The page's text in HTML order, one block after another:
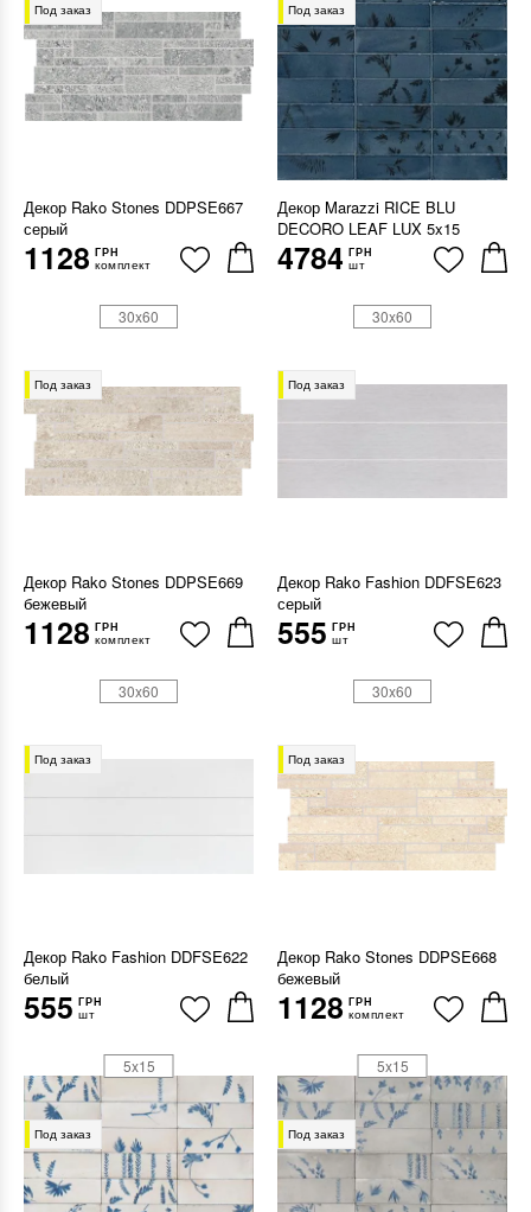
Под заказ
Декор Rako Stones DDPSE667
серый
1128 ГРН
комплект
Под заказ
Декор Marazzi RICE BLU
DECORO LEAF LUX 5x15
4784 ГРН
шт
Под заказ
Декор Rako Stones DDPSE669
бежевый
1128 ГРН
комплект
30x60
Под заказ
Декор Rako Fashion DDFSE623
серый
555 ГРН
шт
30x60
Под заказ
Декор Rako Fashion DDFSE622
белый
555 ГРН
шт
30x60
Под заказ
Декор Rako Stones DDPSE668
бежевый
1128 ГРН
комплект
30x60
Под заказ
5x15
Под заказ
5x15